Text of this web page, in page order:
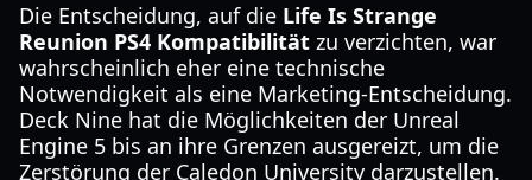
Die Entscheidung, auf die Life Is Strange
Reunion PS4 Kompatibilität zu verzichten, war
wahrscheinlich eher eine technische
Notwendigkeit als eine Marketing-Entscheidung.
Deck Nine hat die Möglichkeiten der Unreal
Engine 5 bis an ihre Grenzen ausgereizt, um die
Zerstörung der Caledon University darzustellen.